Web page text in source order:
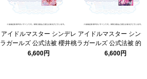
アイドルマスター シンデレ
ラガールズ 公式法被 櫻井桃
華 (STARLIGHT STAGE
6,600円
アイドルマスター シン
ラガールズ 公式法被 的
沙 (STARLIGHT
6,600円